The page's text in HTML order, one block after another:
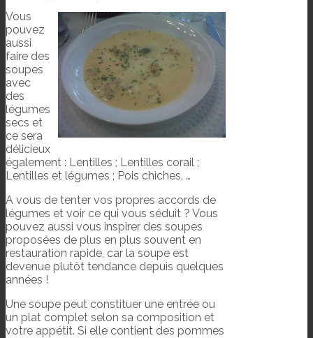
Vous
pouvez
aussi
faire des
soupes
avec
des
légumes
secs et
ce sera
délicieux
également : Lentilles ; Lentilles corail ;
Lentilles et légumes ; Pois chiches, …
A vous de tenter vos propres accords de
légumes et voir ce qui vous séduit ? Vous
pouvez aussi vous inspirer des soupes
proposées de plus en plus souvent en
restauration rapide, car la soupe est
devenue plutôt tendance depuis quelques
années !
Une soupe peut constituer une entrée ou
un plat complet selon sa composition et
votre appétit. Si elle contient des pommes